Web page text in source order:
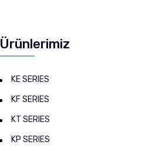
Ürünlerimiz
KE SERIES
KF SERIES
KT SERIES
KP SERIES